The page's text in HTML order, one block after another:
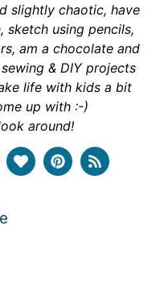
slightly chaotic, have
sketch using pencils,
am a chocolate and
& DIY projects
life with kids a bit
up with :-)
around!